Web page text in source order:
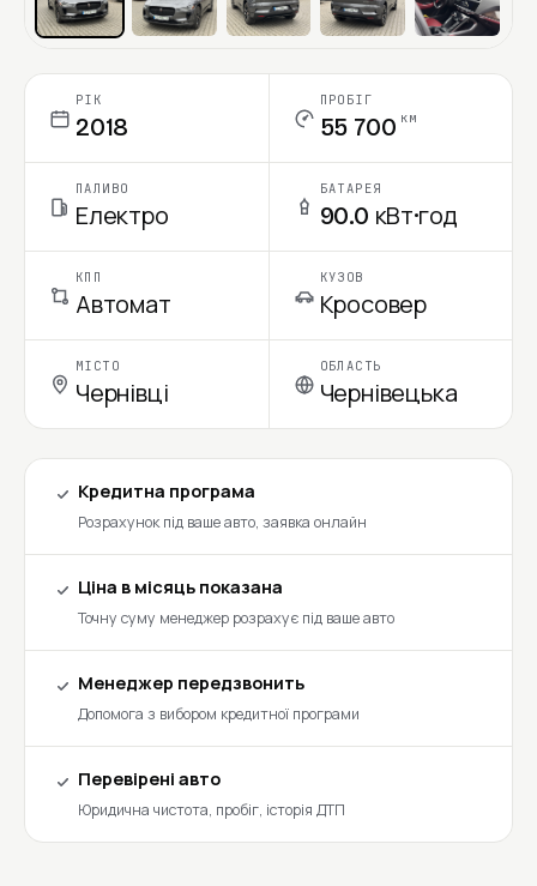
РІК
2018
ПРОБІГ
55 700 км
ПАЛИВО
Електро
БАТАРЕЯ
90.0 кВт·год
КПП
Автомат
КУЗОВ
Кросовер
МІСТО
Чернівці
ОБЛАСТЬ
Чернівецька
Кредитна програма
Розрахунок під ваше авто, заявка онлайн
Ціна в місяць показана
Точну суму менеджер розрахує під ваше авто
Менеджер передзвонить
Допомога з вибором кредитної програми
Перевірені авто
Юридична чистота, пробіг, історія ДТП